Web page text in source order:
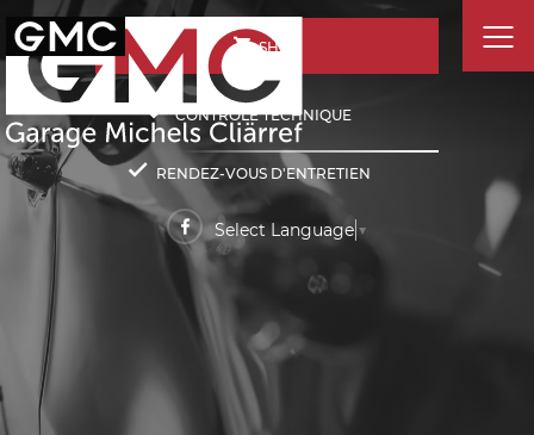
SHOP
CONTRÔLE TECHNIQUE
RENDEZ-VOUS D'ENTRETIEN
Select Language ▼